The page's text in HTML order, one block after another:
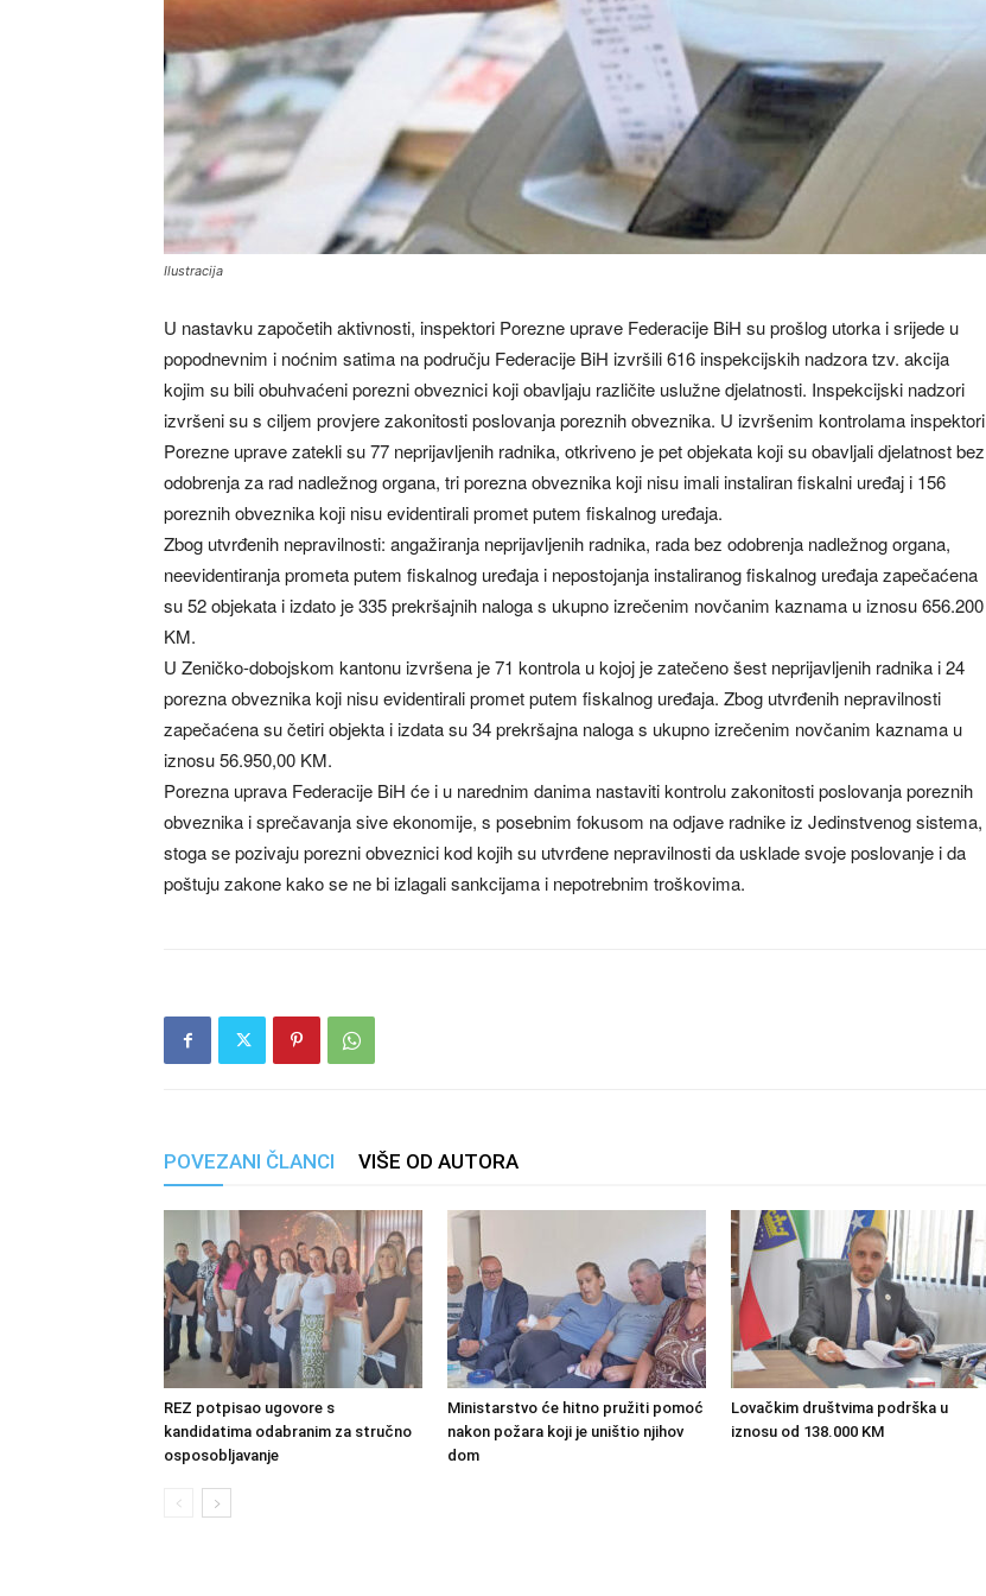
Ilustracija
U nastavku započetih aktivnosti, inspektori Porezne uprave Federacije BiH su prošlog utorka i srijede u
popodnevnim i noćnim satima na području Federacije BiH izvršili 616 inspekcijskih nadzora tzv. akcija
kojim su bili obuhvaćeni porezni obveznici koji obavljaju različite uslužne djelatnosti. Inspekcijski nadzori
izvršeni su s ciljem provjere zakonitosti poslovanja poreznih obveznika. U izvršenim kontrolama inspektori
Porezne uprave zatekli su 77 neprijavljenih radnika, otkriveno je pet objekata koji su obavljali djelatnost bez
odobrenja za rad nadležnog organa, tri porezna obveznika koji nisu imali instaliran fiskalni uređaj i 156
poreznih obveznika koji nisu evidentirali promet putem fiskalnog uređaja.
Zbog utvrđenih nepravilnosti: angažiranja neprijavljenih radnika, rada bez odobrenja nadležnog organa,
neevidentiranja prometa putem fiskalnog uređaja i nepostojanja instaliranog fiskalnog uređaja zapečaćena
su 52 objekata i izdato je 335 prekršajnih naloga s ukupno izrečenim novčanim kaznama u iznosu 656.200
KM.
U Zeničko-dobojskom kantonu izvršena je 71 kontrola u kojoj je zatečeno šest neprijavljenih radnika i 24
porezna obveznika koji nisu evidentirali promet putem fiskalnog uređaja. Zbog utvrđenih nepravilnosti
zapečaćena su četiri objekta i izdata su 34 prekršajna naloga s ukupno izrečenim novčanim kaznama u
iznosu 56.950,00 KM.
Porezna uprava Federacije BiH će i u narednim danima nastaviti kontrolu zakonitosti poslovanja poreznih
obveznika i sprečavanja sive ekonomije, s posebnim fokusom na odjave radnike iz Jedinstvenog sistema,
stoga se pozivaju porezni obveznici kod kojih su utvrđene nepravilnosti da usklade svoje poslovanje i da
poštuju zakone kako se ne bi izlagali sankcijama i nepotrebnim troškovima.
POVEZANI ČLANCI VIŠE OD AUTORA
REZ potpisao ugovore s
kandidatima odabranim za stručno
osposobljavanje
Ministarstvo će hitno pružiti pomoć
nakon požara koji je uništio njihov
dom
Lovačkim društvima podrška u
iznosu od 138.000 KM